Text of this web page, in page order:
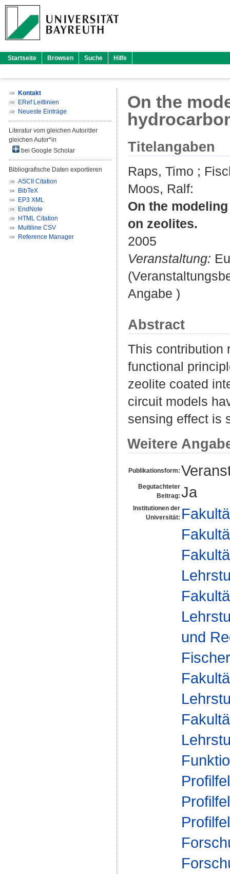
Startseite Browsen Suche Hilfe
Kontakt
ERef Leitlinien
Neueste Einträge
Literatur vom gleichen Autor/der
gleichen Autor*in
bei Google Scholar
Bibliografische Daten exportieren
ASCII Citation
BibTeX
EP3 XML
EndNote
HTML Citation
Multiline CSV
Reference Manager
On the
Titelangaben
Raps, Timo ;
Moos, Ralf:
On the
on zeolites.
2005
Veranstaltung:
Angabe )
Abstract
This contribution
functional
zeolite coated
circuit models
sensing effect is
Weitere
Publikationsform:
Begutachteter
Beitrag: Ja
Institutionen der
Universität:
und